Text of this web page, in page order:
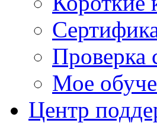
Проверка
Мое
Центр